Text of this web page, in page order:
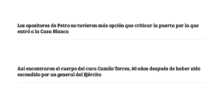
Los opositores de Petro no tuvieron más opción que criticar la puerta por la que
entró a la Casa Blanca
Así encontraron el cuerpo del cura Camilo Torres, 60 años después de haber sido
escondido por un general del Ejército